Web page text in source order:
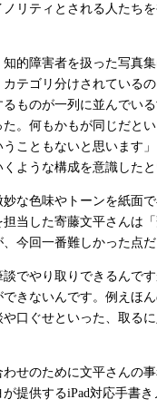
リティとされる人たち
的障害者を扱った写真
テゴリ分けされている
ものが一列に並んでい
。何もかもが同じだとい
こともないと思います
ような構成を意識したと
な色味やトーンを紙面
当した寄藤文平さんは
今回一番難しかった点だ
でやり取りできるんで
きないんです。例えほ
口ぐせといった、取る
せのために文平さんの
提供するiPad対応手書